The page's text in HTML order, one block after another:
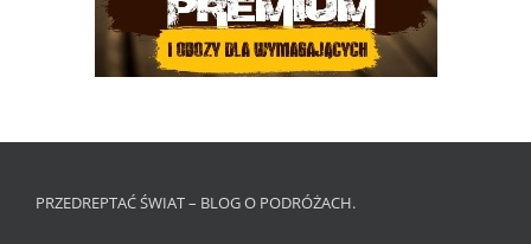
PRZEDREPTAĆ ŚWIAT – BLOG O PODRÓŻACH.